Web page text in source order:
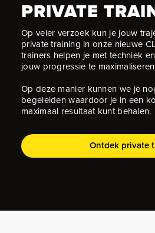
PRIVATE
Op veler verzoek kun je jouw
private training in onze nieuwe
trainers helpen je met techniek
jouw progressie te
Op deze manier kunnen we je
begeleiden waardoor je in een
maximaal resultaat kunt behalen.
Ontdek private